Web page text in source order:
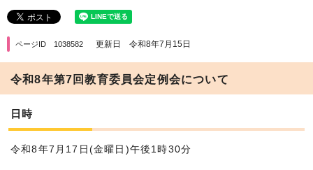
ページID 1038582 更新日 令和8年7月15日
令和8年第7回教育委員会定例会について
日時
令和8年7月17日(金曜日)午後1時30分